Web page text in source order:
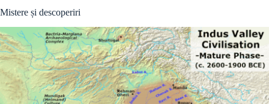
Mistere și descoperiri